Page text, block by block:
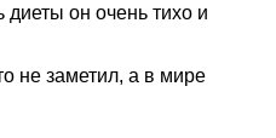
он очень тихо и
не заметил, а в мире